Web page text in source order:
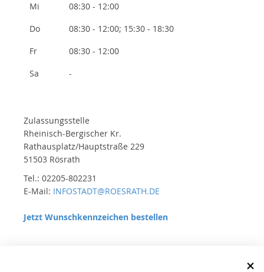
Mi
08:30 - 12:00
Do
08:30 - 12:00; 15:30 - 18:30
Fr
08:30 - 12:00
Sa
-
Zulassungsstelle
Rheinisch-Bergischer Kr.
Rathausplatz/Hauptstraße 229
51503 Rösrath
Tel.: 02205-802231
E-Mail: INFOSTADT@ROESRATH.DE
Jetzt Wunschkennzeichen bestellen